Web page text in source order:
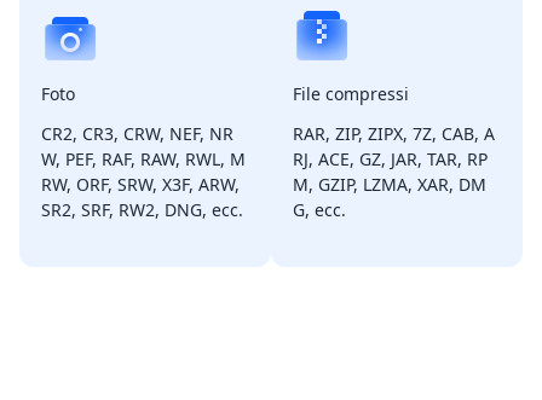
Foto
CR2, CR3, CRW, NEF, NR
W, PEF, RAF, RAW, RWL, M
RW, ORF, SRW, X3F, ARW,
SR2, SRF, RW2, DNG, ecc.
File compressi
RAR, ZIP, ZIPX, 7Z, CAB, A
RJ, ACE, GZ, JAR, TAR, RP
M, GZIP, LZMA, XAR, DM
G, ecc.